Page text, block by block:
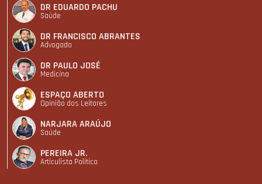
DR EDUARDO PACHU
Saúde
DR FRANCISCO ABRANTES
Advogado
DR PAULO JOSÉ
Medicina
ESPAÇO ABERTO
Opinião dos Leitores
NARJARA ARAÚJO
Saúde
PEREIRA JR.
Articulista Polí­tico